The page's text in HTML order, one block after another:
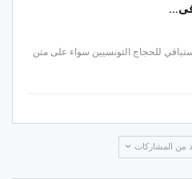
فى…
للحجاج التونسيين سواء على متن
من المشاركات